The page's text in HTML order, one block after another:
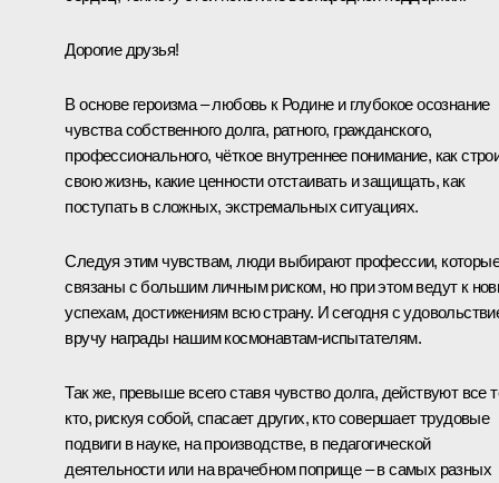
Дорогие друзья!
В основе героизма – любовь к Родине и глубокое осознание
чувства собственного долга, ратного, гражданского,
профессионального, чёткое внутреннее понимание, как
свою жизнь, какие ценности отстаивать и защищать, как
поступать в сложных, экстремальных ситуациях.
Следуя этим чувствам, люди выбирают профессии, которые
связаны с большим личным риском, но при этом ведут к
успехам, достижениям всю страну. И сегодня с
вручу награды нашим космонавтам-испытателям.
Так же, превыше всего ставя чувство долга, действуют все
кто, рискуя собой, спасает других, кто совершает трудовые
подвиги в науке, на производстве, в педагогической
деятельности или на врачебном поприще – в самых разных